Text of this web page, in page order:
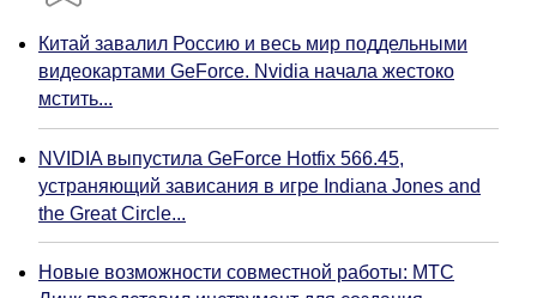
Китай завалил Россию и весь мир поддельными
видеокартами GeForce. Nvidia начала жестоко
мстить...
NVIDIA выпустила GeForce Hotfix 566.45,
устраняющий зависания в игре Indiana Jones and
the Great Circle...
Новые возможности совместной работы: МТС